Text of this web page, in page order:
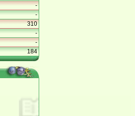
-
-
310
-
-
184